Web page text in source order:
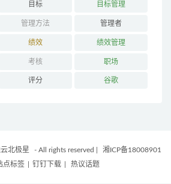
目标 目标管理
管理方法 管理者
绩效 绩效管理
考核 职场
评分 谷歌
北极星 - All rights reserved
湘ICP备18008901
点标签 钉钉下载 热议话题